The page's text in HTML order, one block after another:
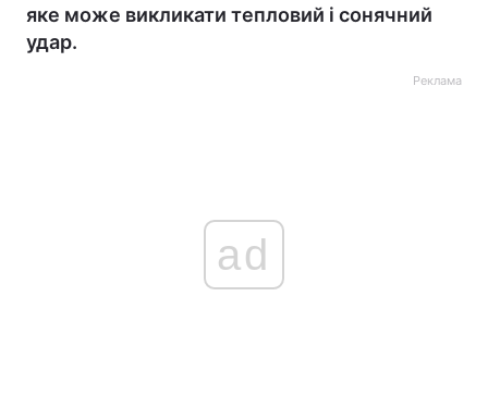
яке може викликати тепловий і сонячний
удар.
Реклама
ad